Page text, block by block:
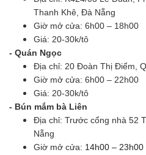
Thanh Khê, Đà Nẵng
Giờ mở cửa: 6h00 – 18h00
Giá: 20-30k/tô
- Quán Ngọc
Địa chỉ: 20 Đoàn Thị Điểm,
Giờ mở cửa: 6h00 – 22h00
Giá: 20-30k/tô
- Bún mắm bà Liên
Địa chỉ: Trước cổng nhà 52
Nẵng
Giờ mở cửa: 14h00 – 23h00